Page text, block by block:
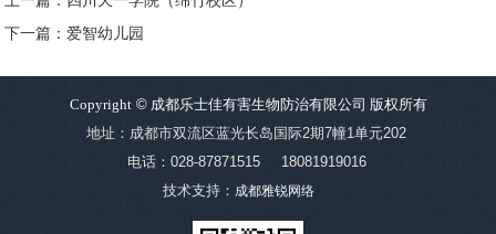
下一篇：爱智幼儿园
Copyright©成都乐士佳有害生物防治有限公司 版权所有
地址：成都市双流区蓝光长岛国际2期7幢1单元202
电话：028-87871515
18081919016
技术支持： 成都雅锐网络